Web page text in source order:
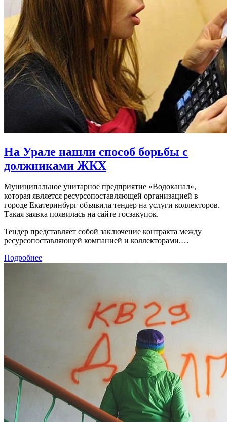
На Урале нашли способ борьбы с
должниками ЖКХ
Муниципальное унитарное предприятие «Водоканал»,
которая является ресурсопоставляющей организацией в
городе Екатеринбург объявила тендер на услуги коллекторов.
Такая заявка появилась на сайте госзакупок.
Тендер представляет собой заключение контракта между
ресурсопоставляющей компанией и коллекторами.…
Подробнее